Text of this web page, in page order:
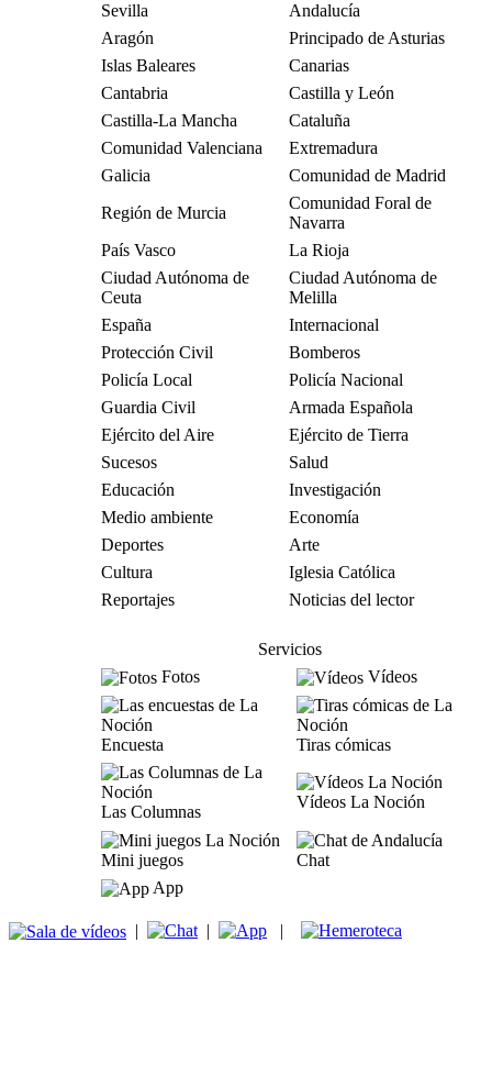
Sevilla
Andalucía
Aragón
Principado de Asturias
Islas Baleares
Canarias
Cantabria
Castilla y León
Castilla-La Mancha
Cataluña
Comunidad Valenciana
Extremadura
Galicia
Comunidad de Madrid
Región de Murcia
Comunidad Foral de
Navarra
País Vasco
La Rioja
Ciudad Autónoma de
Ceuta
Ciudad Autónoma de
Melilla
España
Internacional
Protección Civil
Bomberos
Policía Local
Policía Nacional
Guardia Civil
Armada Española
Ejército del Aire
Ejército de Tierra
Sucesos
Salud
Educación
Investigación
Medio ambiente
Economía
Deportes
Arte
Cultura
Iglesia Católica
Reportajes
Noticias del lector
Servicios
Fotos
Vídeos
Encuesta Tiras cómicas
Las Columnas
Vídeos La Noción
Mini juegos
Chat
App
| | |